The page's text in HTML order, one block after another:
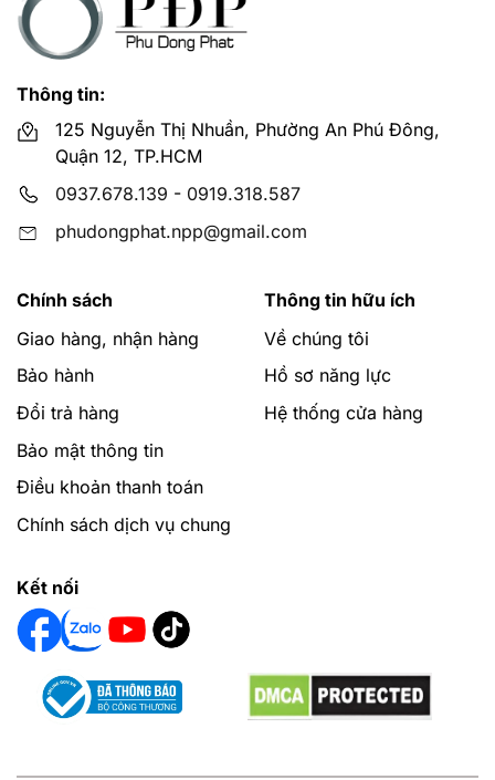
Thông tin:
125 Nguyễn Thị Nhuần, Phường An Phú Đông,
Quận 12, TP.HCM
0937.678.139 - 0919.318.587
phudongphat.npp@gmail.com
Chính sách
Giao hàng, nhận hàng
Bảo hành
Đổi trả hàng
Bảo mật thông tin
Điều khoản thanh toán
Chính sách dịch vụ chung
Thông tin hữu ích
Về chúng tôi
Hồ sơ năng lực
Hệ thống cửa hàng
Kết nối